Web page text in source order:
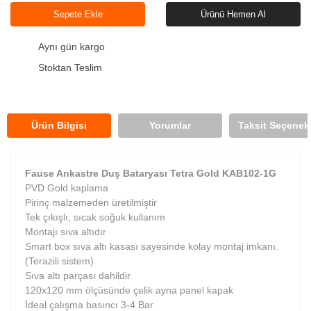
Sepete Ekle Ürünü Hemen Al
Aynı gün kargo
Stoktan Teslim
Ürün Bilgisi Yorumlar Taksit
Fause Ankastre Duş Bataryası Tetra Gold KAB102-1G
PVD Gold kaplama
Pirinç malzemeden üretilmiştir
Tek çıkışlı, sıcak soğuk kullanım
Montajı sıva altıdır
Smart box sıva altı kasası sayesinde kolay montaj imkanı.
(Terazili sistem)
Sıva altı parçası dahildir
120x120 mm ölçüsünde çelik ayna panel kapak
İdeal çalışma basıncı 3-4 Bar